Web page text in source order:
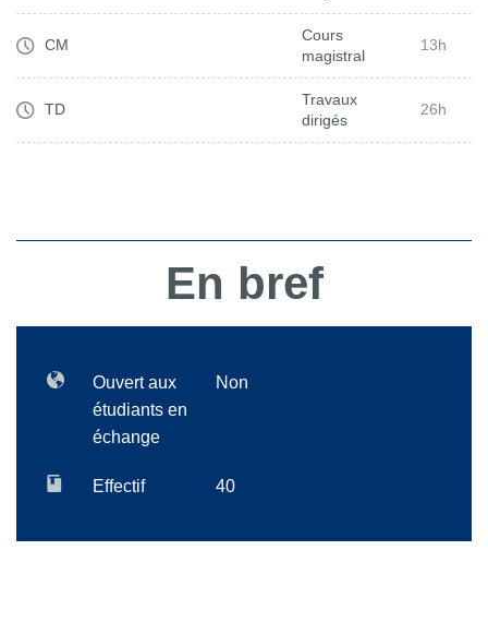
CM
Cours
magistral
13h
TD
Travaux
dirigés
26h
En bref
Ouvert aux
étudiants en
échange
Non
Effectif 40